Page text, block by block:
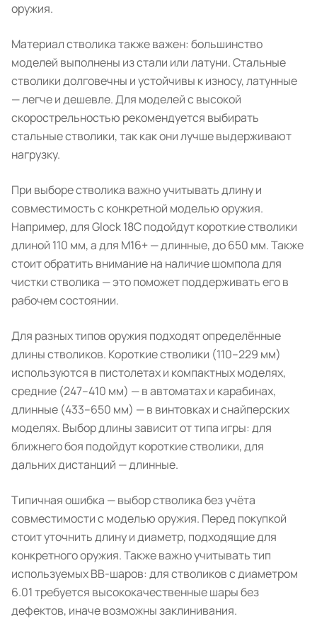
оружия.
Материал стволика также важен: большинство
моделей выполнены из стали или латуни. Стальные
стволики долговечны и устойчивы к износу, латунные
— легче и дешевле. Для моделей с высокой
скорострельностью рекомендуется выбирать
стальные стволики, так как они лучше выдерживают
нагрузку.
При выборе стволика важно учитывать длину и
совместимость с конкретной моделью оружия.
Например, для Glock 18С подойдут короткие стволики
длиной 110 мм, а для M16+ — длинные, до 650 мм. Также
стоит обратить внимание на наличие шомпола для
чистки стволика — это поможет поддерживать его в
рабочем состоянии.
Для разных типов оружия подходят определённые
длины стволиков. Короткие стволики (110–229 мм)
используются в пистолетах и компактных моделях,
средние (247–410 мм) — в автоматах и карабинах,
длинные (433–650 мм) — в винтовках и снайперских
моделях. Выбор длины зависит от типа игры: для
ближнего боя подойдут короткие стволики, для
дальних дистанций — длинные.
Типичная ошибка — выбор стволика без учёта
совместимости с моделью оружия. Перед покупкой
стоит уточнить длину и диаметр, подходящие для
конкретного оружия. Также важно учитывать тип
используемых BB-шаров: для стволиков с диаметром
6.01 требуется высококачественные шары без
дефектов, иначе возможны заклинивания.